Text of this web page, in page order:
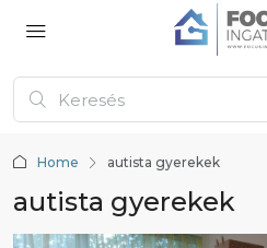
Home autista gyerekek
autista gyerekek